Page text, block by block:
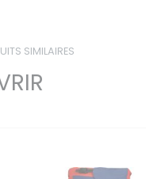
SIMILAIRES